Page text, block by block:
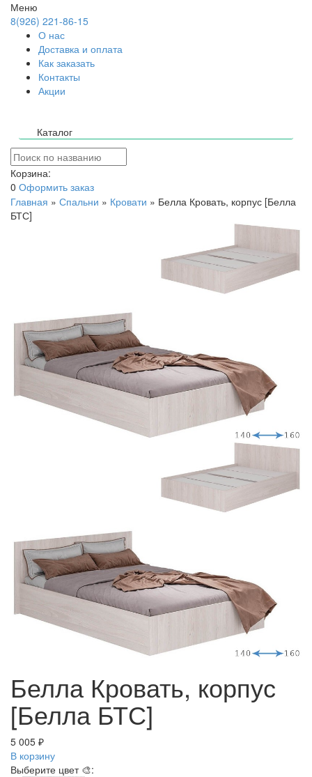
Меню
8(926) 221-86-15
О нас
Доставка и оплата
Как заказать
Контакты
Акции
Каталог
Корзина:
0 Оформить заказ
Главная » Спальни » Кровати » Белла Кровать, корпус [Белла
БТС]
Белла Кровать, корпус
[Белла БТС]
5 005 ₽
В корзину
Выберите цвет 🎨: